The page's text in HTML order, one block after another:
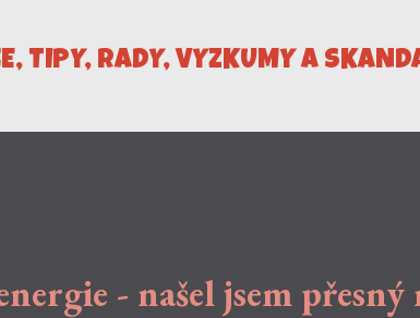
TIPY, RADY, VÝZKUMY A
- našel jsem přesný